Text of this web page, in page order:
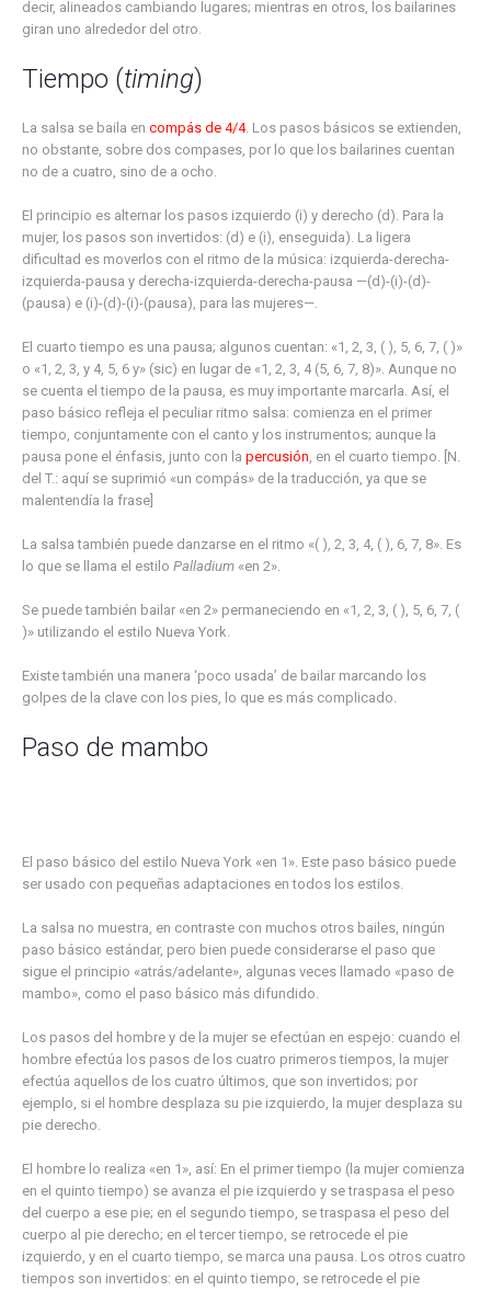
decir, alineados cambiando lugares; mientras en otros, los bailarines
giran uno alrededor del otro.
Tiempo (timing)
La salsa se baila encompás de 4/4. Los pasos básicos se extienden,
no obstante, sobre dos compases, por lo que los bailarines cuentan
no de a cuatro, sino de a ocho.
El principio es alternar los pasos izquierdo (i) y derecho (d). Para la
mujer, los pasos son invertidos: (d) e (i), enseguida). La ligera
dificultad es moverlos con el ritmo de la música: izquierda-derecha-
izquierda-pausa y derecha-izquierda-derecha-pausa —(d)-(i)-(d)-
(pausa) e (i)-(d)-(i)-(pausa), para las mujeres—.
El cuarto tiempo es una pausa; algunos cuentan: «1, 2, 3, ( ), 5, 6, 7, ( )»
o «1, 2, 3, y 4, 5, 6 y» (sic) en lugar de «1, 2, 3, 4 (5, 6, 7, 8)». Aunque no
se cuenta el tiempo de la pausa, es muy importante marcarla. Así, el
paso básico refleja el peculiar ritmo salsa: comienza en el primer
tiempo, conjuntamente con el canto y los instrumentos; aunque la
pausa pone el énfasis, junto con lapercusión, en el cuarto tiempo. [N.
del T.: aquí se suprimió «un compás» de la traducción, ya que se
malentendía la frase]
La salsa también puede danzarse en el ritmo «( ), 2, 3, 4, ( ), 6, 7, 8». Es
lo que se llama el estiloPalladium «en 2».
Se puede también bailar «en 2» permaneciendo en «1, 2, 3, ( ), 5, 6, 7, (
)» utilizando el estilo Nueva York.
Existe también una manera ‘poco usada’ de bailar marcando los
golpes de la clave con los pies, lo que es más complicado.
Paso de mambo
El paso básico del estilo Nueva York «en 1». Este paso básico puede
ser usado con pequeñas adaptaciones en todos los estilos.
La salsa no muestra, en contraste con muchos otros bailes, ningún
paso básico estándar, pero bien puede considerarse el paso que
sigue el principio «atrás/adelante», algunas veces llamado «paso de
mambo», como el paso básico más difundido.
Los pasos del hombre y de la mujer se efectúan en espejo: cuando el
hombre efectúa los pasos de los cuatro primeros tiempos, la mujer
efectúa aquellos de los cuatro últimos, que son invertidos; por
ejemplo, si el hombre desplaza su pie izquierdo, la mujer desplaza su
pie derecho.
El hombre lo realiza «en 1», así: En el primer tiempo (la mujer comienza
en el quinto tiempo) se avanza el pie izquierdo y se traspasa el peso
del cuerpo a ese pie; en el segundo tiempo, se traspasa el peso del
cuerpo al pie derecho; en el tercer tiempo, se retrocede el pie
izquierdo, y en el cuarto tiempo, se marca una pausa. Los otros cuatro
tiempos son invertidos: en el quinto tiempo, se retrocede el pie